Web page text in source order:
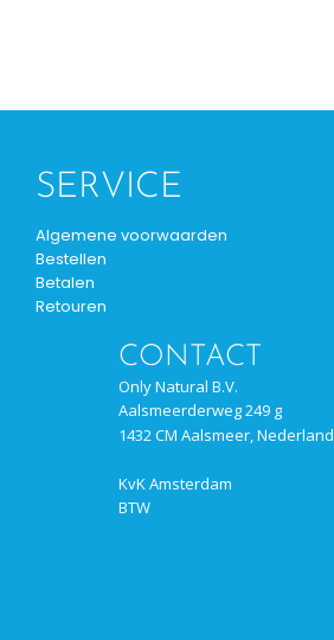
SERVICE
Algemene voorwaarden
Bestellen
Betalen
Retouren
CONTACT
Only Natural B.V.
Aalsmeerderweg 249 g
1432 CM Aalsmeer, Nederland
KvK Amsterdam
BTW